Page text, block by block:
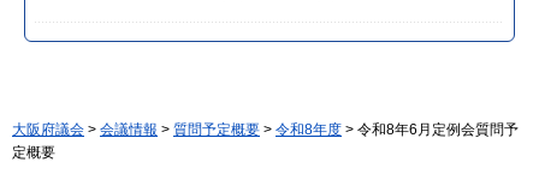
大阪府議会 > 会議情報 > 質問予定概要 > 令和8年度 > 令和8年6月定例会質問予
定概要